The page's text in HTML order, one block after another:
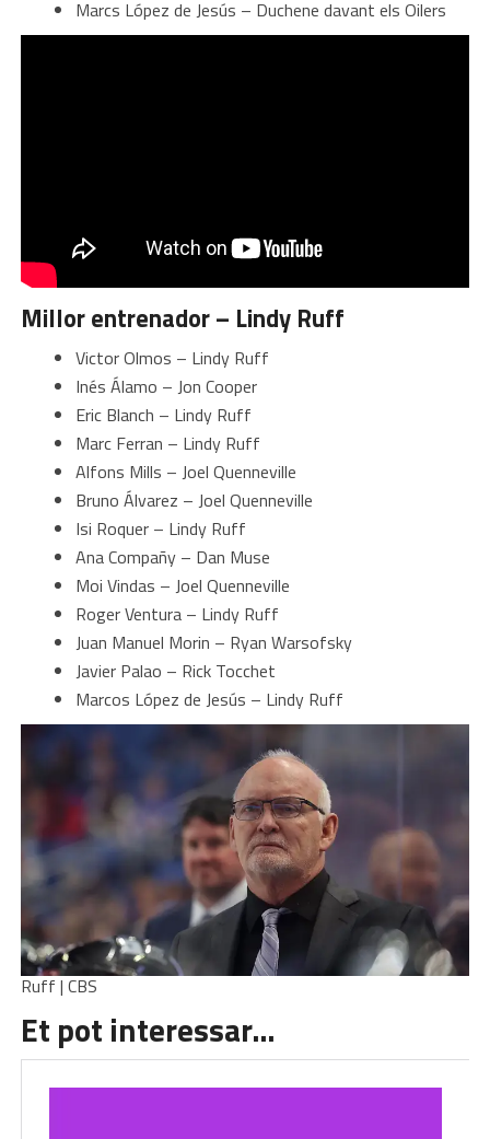
Marcs López de Jesús – Duchene davant els Oilers
Millor entrenador – Lindy Ruff
Victor Olmos – Lindy Ruff
Inés Álamo – Jon Cooper
Eric Blanch – Lindy Ruff
Marc Ferran – Lindy Ruff
Alfons Mills – Joel Quenneville
Bruno Álvarez – Joel Quenneville
Isi Roquer – Lindy Ruff
Ana Compañy – Dan Muse
Moi Vindas – Joel Quenneville
Roger Ventura – Lindy Ruff
Juan Manuel Morin – Ryan Warsofsky
Javier Palao – Rick Tocchet
Marcos López de Jesús – Lindy Ruff
Ruff | CBS
Et pot interessar…